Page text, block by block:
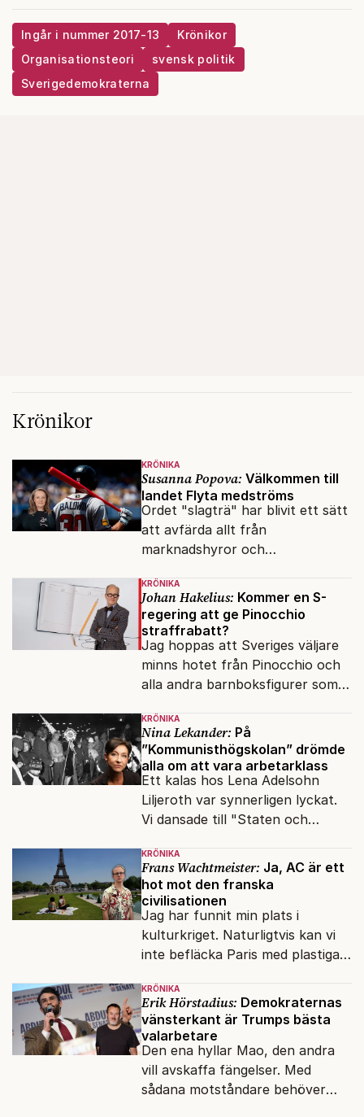
Ingår i nummer 2017-13
Krönikor
Organisationsteori
svensk politik
Sverigedemokraterna
Krönikor
KRÖNIKA
Susanna Popova: Välkommen till
landet Flyta medströms
Ordet "slagträ" har blivit ett sätt
att avfärda allt från
marknadshyror och
om antisemitism.
KRÖNIKA
Johan Hakelius: Kommer en S-
regering att ge Pinocchio
straffrabatt?
Jag hoppas att Sveriges väljare
minns hotet från Pinocchio och
alla andra barnboksfigurer som
upphovsrätt.
KRÖNIKA
Nina Lekander: På
”Kommunisthögskolan” drömde
alla om att vara arbetarklass
Ett kalas hos Lena Adelsohn
Liljeroth var synnerligen lyckat.
Vi dansade till "Staten och
KRÖNIKA
Frans Wachtmeister: Ja, AC är ett
hot mot den franska
civilisationen
Jag har funnit min plats i
kulturkriget. Naturligtvis kan vi
inte befläcka Paris med plastiga
KRÖNIKA
Erik Hörstadius: Demokraternas
vänsterkant är Trumps bästa
valarbetare
Den ena hyllar Mao, den andra
vill avskaffa fängelser. Med
sådana motståndare behöver